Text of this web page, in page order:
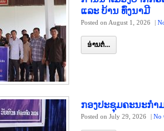
ແລະ ບ້ານ ທົ່ງນາມີ
Posted on August 1, 2026 |
ອ່ານຕໍ່...
ກອງປະຊຸມຄະນະກຳ
Posted on July 29, 2026 | No